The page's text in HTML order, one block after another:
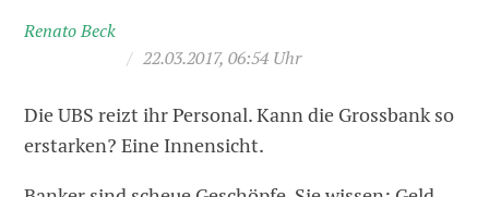
Renato Beck
/ 22.03.2017, 06:54 Uhr
Die UBS reizt ihr Personal. Kann die Grossbank so
erstarken? Eine Innensicht.